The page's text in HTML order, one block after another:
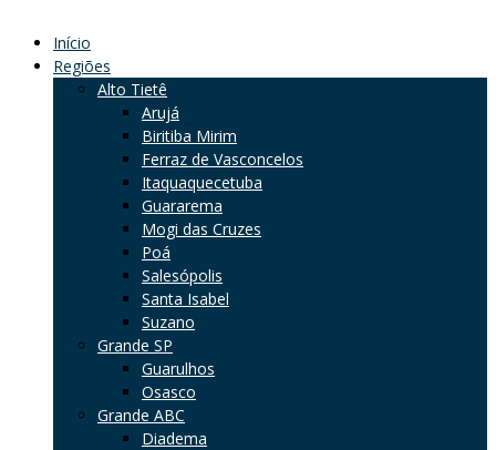
Início
Regiões
Alto Tietê
Arujá
Biritiba Mirim
Ferraz de Vasconcelos
Itaquaquecetuba
Guararema
Mogi das Cruzes
Poá
Salesópolis
Santa Isabel
Suzano
Grande SP
Guarulhos
Osasco
Grande ABC
Diadema